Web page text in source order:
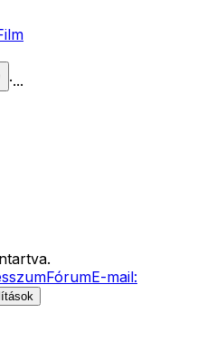
·...
FórumE-mail: